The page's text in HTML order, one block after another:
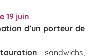
19 juin
d’un porteur de
: sandwichs,